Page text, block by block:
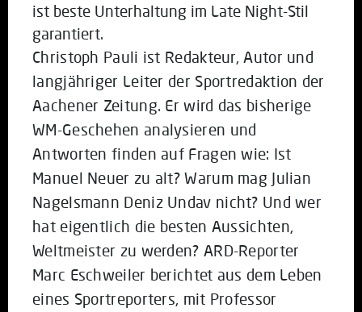
ist beste Unterhaltung im Late Night-Stil
garantiert.
Christoph Pauli ist Redakteur, Autor und
langjähriger Leiter der Sportredaktion der
Aachener Zeitung. Er wird das bisherige
WM-Geschehen analysieren und
Antworten finden auf Fragen wie: Ist
Manuel Neuer zu alt? Warum mag Julian
Nagelsmann Deniz Undav nicht? Und wer
hat eigentlich die besten Aussichten,
Weltmeister zu werden? ARD-Reporter
Marc Eschweiler berichtet aus dem Leben
eines Sportreporters, mit Professor